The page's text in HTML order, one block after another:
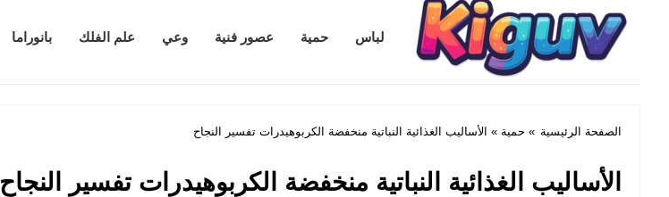
Kiguv.com لباس حمية عصور فنية وعي علم الفلك بانوراما
الصفحة الرئيسية » حمية » الأساليب الغذائية النباتية منخفضة الكربوهيدرات تفسير النجاح
الأساليب الغذائية النباتية منخفضة الكربوهيدرات تفسير النجاح